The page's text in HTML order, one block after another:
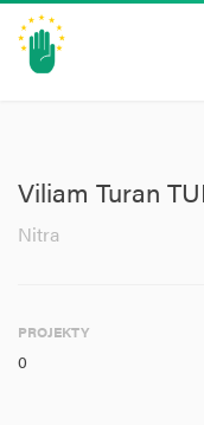
Viliam Turan
Nitra
PROJEKTY
0